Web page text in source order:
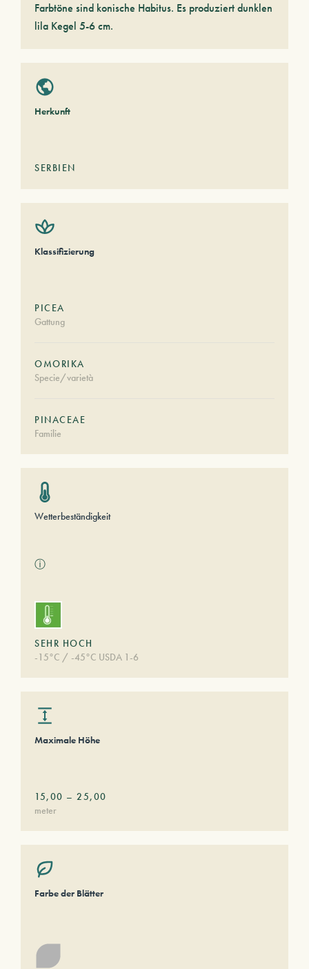
Farbtöne sind konische Habitus. Es produziert dunklen
lila Kegel 5-6 cm.
Herkunft
SERBIEN
Klassifizierung
PICEA
Gattung
OMORIKA
Specie/varietà
PINACEAE
Familie
Wetterbeständigkeit
ⓘ
SEHR HOCH
-15°C / -45°C USDA 1-6
Maximale Höhe
15,00 – 25,00
meter
Farbe der Blätter